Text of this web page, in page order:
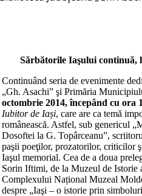
Sărbătorile Iaşului continuă,
Continuând seria de evenimente
„Gh. Asachi” şi Primăria
octombrie 2014, începând cu ora
Iubitor de Iași, care are ca temă
românească. Astfel, sub genericul
Dosoftei la G. Topârceanu”,
paşii poeţilor, prozatorilor, criticilor
Iaşul memorial. Cea de a doua
Sorin Iftimi, de la Muzeul de Istorie
Complexului Național Muzeal
despre „Iaşi – o istorie prin